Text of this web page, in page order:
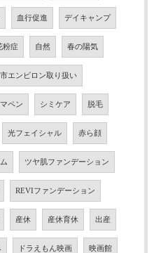
血行促進 デイキャンプ
粉症 自然 春の陽気
エンビロン取り扱い
ペン シミケア 脱毛
光フェイシャル 赤ら顔
ツヤ肌ファンデーション
REVIファンデーション
産休 産休育休 出産
ドラえもん映画 映画館